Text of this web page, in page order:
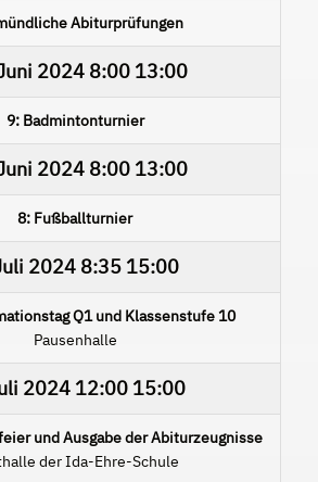
Abiturprüfungen
2024 8:00 13:00
9: Badmintonturnier
2024 8:00 13:00
8: Fußballturnier
2024 8:35 15:00
Q1 und Klassenstufe 10
Pausenhalle
202412:00 15:00
und Ausgabe der Abiturzeugnisse
der Ida-Ehre-Schule